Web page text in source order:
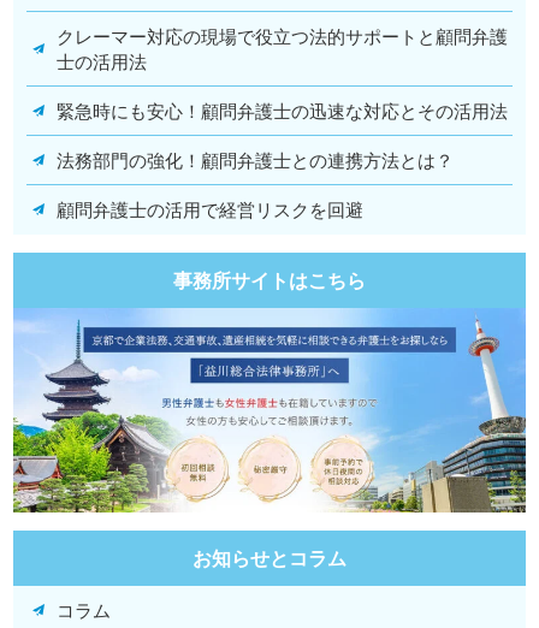
クレーマー対応の現場で役立つ法的サポートと顧問弁護
士の活用法
緊急時にも安心！顧問弁護士の迅速な対応とその活用法
法務部門の強化！顧問弁護士との連携方法とは？
顧問弁護士の活用で経営リスクを回避
事務所サイトはこちら
お知らせとコラム
コラム